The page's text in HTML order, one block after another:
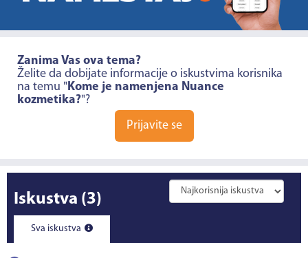
Zanima Vas ova tema?
Želite da dobijate informacije o iskustvima korisnika
na temu "Kome je namenjena Nuance
kozmetika?"?
Prijavite se
Iskustva (3)
Sva iskustva